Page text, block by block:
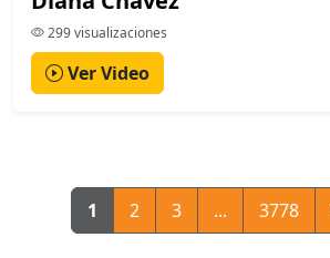
299 visualizaciones
Ver Video
1 2 3 ... 3778